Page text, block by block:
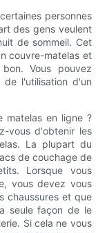
personnes
des gens veulent
de sommeil. Cet
couvre-matelas et
Vous pouvez
de l'utilisation d'un
matelas en ligne ?
vous d'obtenir les
La plupart du
de couchage de
Lorsque vous
vous devez vous
chaussures et que
seule façon de le
Si cela ne vous